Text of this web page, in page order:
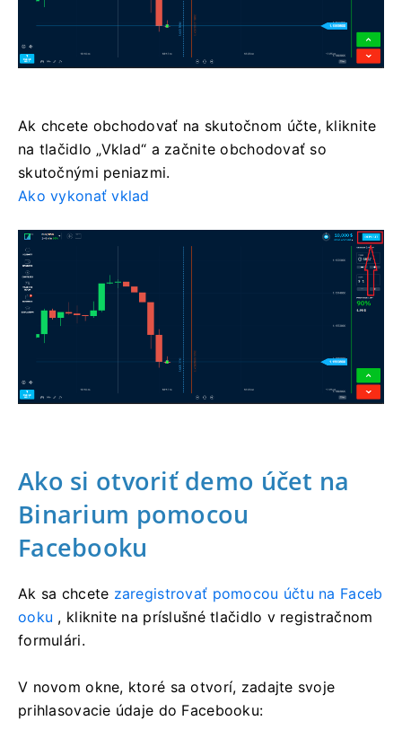
Ak chcete obchodovať na skutočnom účte, kliknite
na tlačidlo „Vklad“ a začnite obchodovať so
skutočnými peniazmi.
Ako vykonať vklad
Ako si otvoriť demo účet na
Binarium pomocou
Facebooku
Ak sa chcete zaregistrovať pomocou účtu na Faceb
ooku , kliknite na príslušné tlačidlo v registračnom
formulári.
V novom okne, ktoré sa otvorí, zadajte svoje
prihlasovacie údaje do Facebooku: